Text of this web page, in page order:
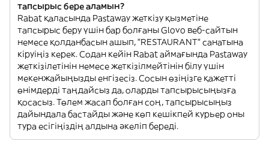
тапсырыс бере аламын?
Rabat қаласында Pastaway жеткізу қызметіне
тапсырыс беру үшін бар болғаны Glovo веб-сайтын
немесе қолданбасын ашып, "RESTAURANT" санатына
кіруіңіз керек. Содан кейін Rabat аймағында Pastaway
жеткізілетінін немесе жеткізілмейтінін білу үшін
мекенжайыңызды енгізесіз. Сосын өзіңізге қажетті
өнімдерді таңдайсыз да, оларды тапсырысыңызға
қосасыз. Төлем жасап болған соң, тапсырысыңыз
дайындала бастайды және көп кешікпей курьер оны
тура есігіңіздің алдына әкеліп береді.